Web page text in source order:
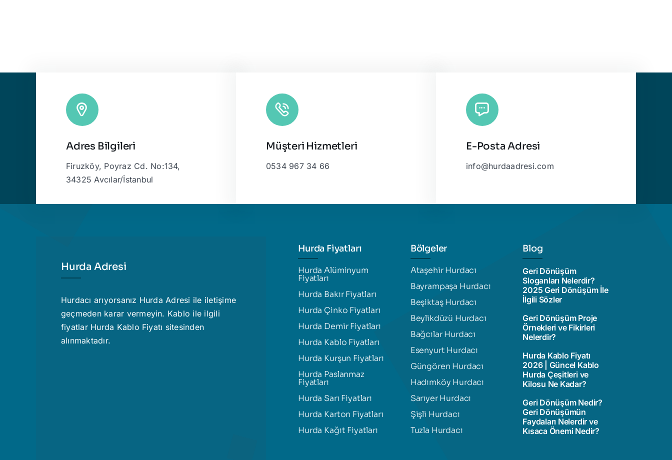
Adres Bilgileri
Firuzköy, Poyraz Cd. No:134,
34325 Avcılar/İstanbul
Müşteri Hizmetleri
0534 967 34 66
E-Posta Adresi
info@hurdaadresi.com
Hurda Adresi
Hurdacı arıyorsanız Hurda Adresi ile iletişime
geçmeden karar vermeyin. Kablo ile ilgili
fiyatlar Hurda Kablo Fiyatı sitesinden
alınmaktadır.
Hurda Fiyatları
Hurda Alüminyum
Fiyatları
Hurda Bakır Fiyatları
Hurda Çinko Fiyatları
Hurda Demir Fiyatları
Hurda Kablo Fiyatları
Hurda Kurşun Fiyatları
Hurda Paslanmaz
Fiyatları
Hurda Sarı Fiyatları
Hurda Karton Fiyatları
Hurda Kağıt Fiyatları
Bölgeler
Ataşehir Hurdacı
Bayrampaşa Hurdacı
Beşiktaş Hurdacı
Beylikdüzü Hurdacı
Bağcılar Hurdacı
Esenyurt Hurdacı
Güngören Hurdacı
Hadımköy Hurdacı
Sarıyer Hurdacı
Şişli Hurdacı
Tuzla Hurdacı
Blog
Geri Dönüşüm
Sloganları Nelerdir?
2025 Geri Dönüşüm İle
İlgili Sözler
Geri Dönüşüm Proje
Örnekleri ve Fikirleri
Nelerdir?
Hurda Kablo Fiyatı
2026 | Güncel Kablo
Hurda Çeşitleri ve
Kilosu Ne Kadar?
Geri Dönüşüm Nedir?
Geri Dönüşümün
Faydaları Nelerdir ve
Kısaca Önemi Nedir?